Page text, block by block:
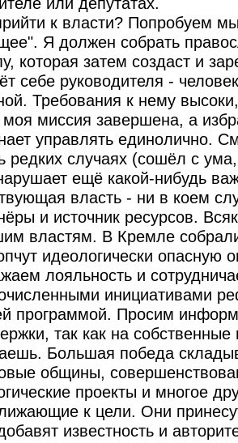
к власти? Попробуем
Я должен собрать
которая затем создаст и
себе руководителя -
Требования к нему
миссия завершена, а
управлять единолично.
редких случаях (сошёл с
ещё какой-нибудь
власть - ни в коем
и источник ресурсов.
властям. В Кремле
идеологически опасную
лояльность и
инициативами
программой. Просим
так как на
Большая победа
общины,
проекты и многое
к цели. Они
известность и